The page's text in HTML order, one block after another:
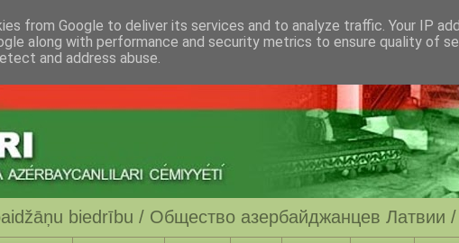
biedrību / Общество азербайджанцев Латвии
from Google to deliver its services and to analyze traffic. Your IP
along with performance and security metrics to ensure quality of
and address abuse.